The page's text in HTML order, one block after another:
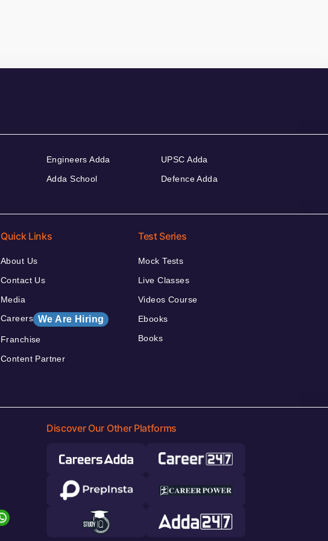
Engineers Adda
Adda School
UPSC Adda
Defence Adda
Quick Links
About Us
Contact Us
Media
Careers We Are Hiring
Franchise
Content Partner
Test Series
Mock Tests
Live Classes
Videos Course
Ebooks
Books
Discover Our Other Platforms